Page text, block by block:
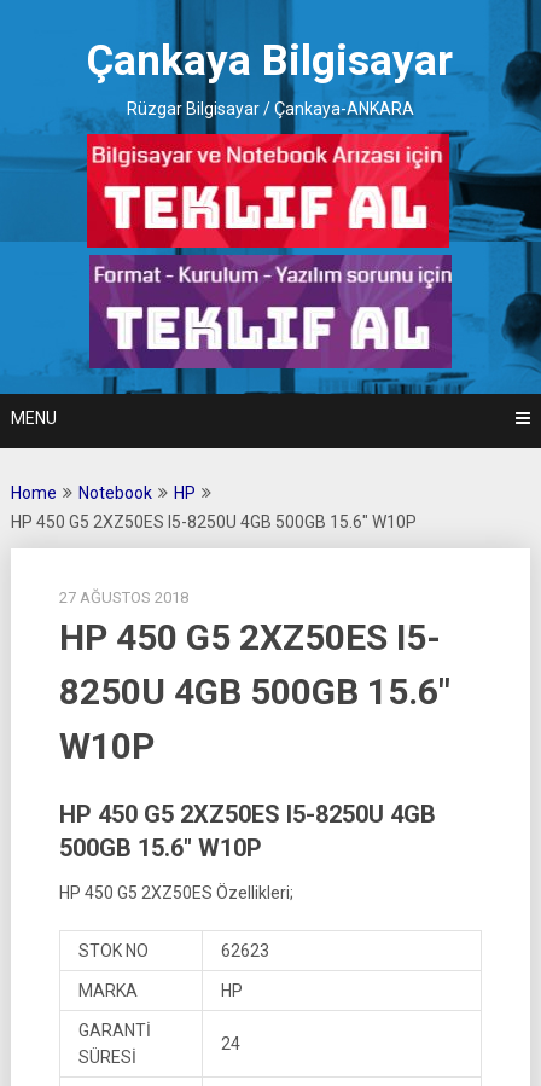
Çankaya Bilgisayar
Rüzgar Bilgisayar / Çankaya-ANKARA
MENU
Home Notebook
HP
HP 450 G5 2XZ50ES I5-8250U 4GB 500GB 15.6″ W10P
27 AĞUSTOS 2018
HP 450 G5 2XZ50ES I5-
8250U 4GB 500GB 15.6″
W10P
HP 450 G5 2XZ50ES I5-8250U 4GB
500GB 15.6″ W10P
HP 450 G5 2XZ50ES Özellikleri;
STOK NO 62623
MARKA HP
GARANTİ
SÜRESİ
24